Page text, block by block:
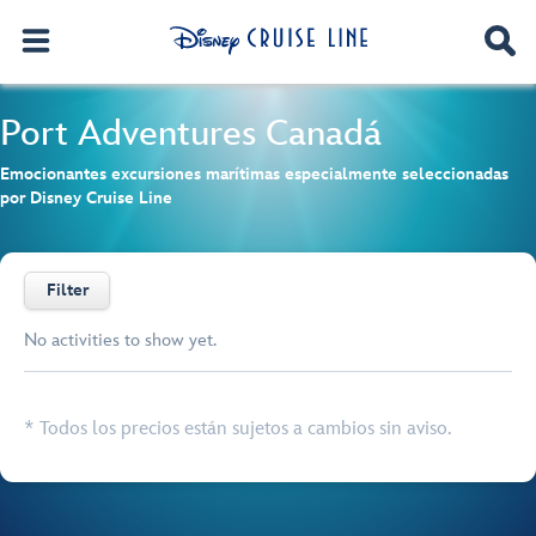
Port Adventures Canadá
Emocionantes excursiones marítimas especialmente seleccionadas
por Disney Cruise Line
Filter
Browse list
No activities to show yet.
* Todos los precios están sujetos a cambios sin aviso.